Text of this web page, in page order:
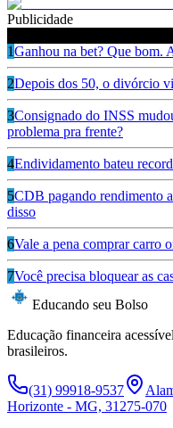
Publicidade
1Ganhou na bet? Que bom.
2Depois dos 50, o divórcio
3Consignado do INSS
problema pra frente?
4Endividamento bateu
5CDB pagando rendimento
disso
6Vale a pena comprar carro
7Você precisa bloquear as
Educando seu Bolso
Educação financeira
brasileiros.
(31) 99918-9537
Horizonte - MG, 31275-070